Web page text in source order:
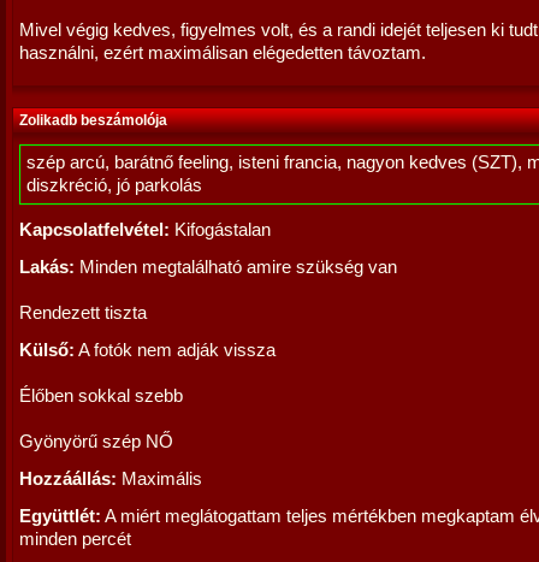
Mivel végig kedves, figyelmes volt, és a randi idejét teljesen ki
használni, ezért maximálisan elégedetten távoztam.
Zolikadb beszámolója
szép arcú, barátnő feeling, isteni francia, nagyon kedves (SZT),
diszkréció, jó parkolás
Kapcsolatfelvétel: Kifogástalan
Lakás: Minden megtalálható amire szükség van
Rendezett tiszta
Külső: A fotók nem adják vissza
Élőben sokkal szebb
Gyönyörű szép NŐ
Hozzáállás: Maximális
Együttlét: A miért meglátogattam teljes mértékben megkaptam
minden percét